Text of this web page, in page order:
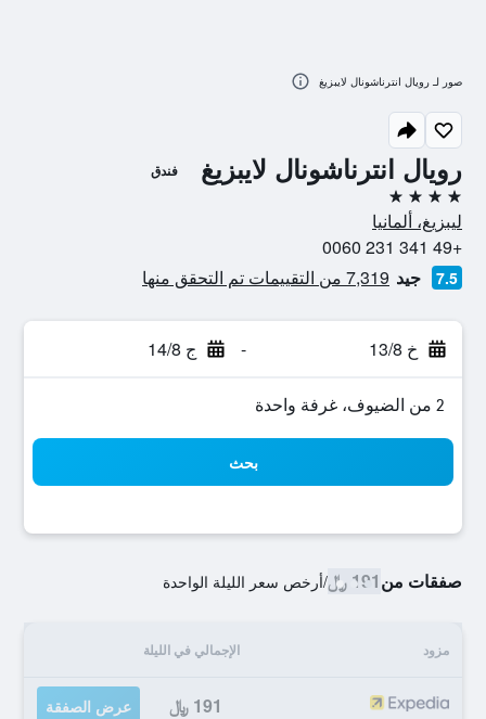
رويال انترناشونال لايبزيغ فندق
4 نجوم
ليبزيغ، ألمانيا
+49 341 231 0060
7.5 جيد 7,319 من التقييمات تم التحقق منها
خ 13/8 - ج 14/8
2 من الضيوف، غرفة واحدة
بحث
صفقات من191 ﷼ /أرخص سعر الليلة الواحدة
مزود الإجمالي في الليلة
191 ﷼ عرض الصفقة
صور لـ رويال انترناشونال لايبزيغ